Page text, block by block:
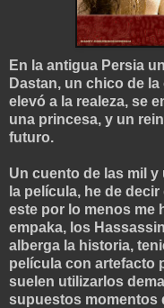
En la antigua Persia
Dastan, un chico de
elevó a la realeza, se
una princesa, y un
futuro.
Un cuento de las mil
la película, he de
este por lo menos me
empaka, los
alberga la historia,
película con artefacto
suelen utilizarlos
supuestos momentos